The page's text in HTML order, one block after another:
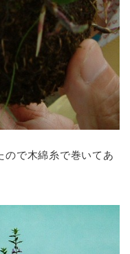
ので木綿糸で巻いてあ